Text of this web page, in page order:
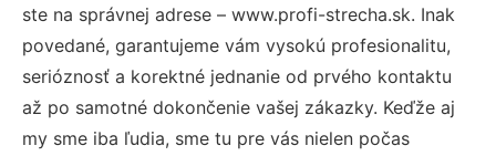
ste na správnej adrese – www.profi-strecha.sk. Inak
povedané, garantujeme vám vysokú profesionalitu,
serióznosť a korektné jednanie od prvého kontaktu
až po samotné dokončenie vašej zákazky. Keďže aj
my sme iba ľudia, sme tu pre vás nielen počas